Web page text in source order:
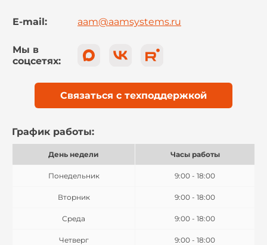
E-mail: aam@aamsystems.ru
Мы в
соцсетях:
Связаться с техподдержкой
График работы:
День недели Часы работы
Понедельник 9:00 - 18:00
Вторник 9:00 - 18:00
Среда 9:00 - 18:00
Четверг 9:00 - 18:00